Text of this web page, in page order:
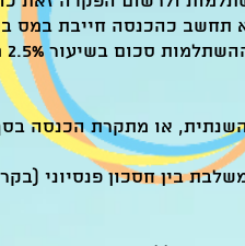
מהשכר ממנו מפקיד המעסיק לקרן.
בין חסכון פנסיוני